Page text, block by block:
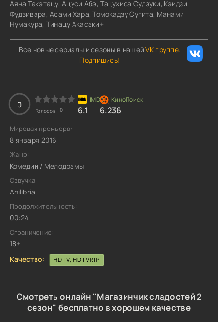
Аяна Такэтацу, Ацуси Абэ, Тацухиса Судзуки, Кэидзи
Фудзивара, Асами Хара, Томокадзу Сугита, Манами
Нумакура, Тинацу Акасаки+
Все новые сериалы и сезоны в нашейVK группе.
Подпишись!
0
Голосов: 0 6.1 6.236
Мировая премьера:
8 января 2016
Жанр:
Комедии / Мелодрамы
Озвучка:
Anilibria
Продолжительность:
00:24
Ограничение:
18+
Качество:
HDTV, HDTVRIP
Смотреть онлайн "Магазинчик сладостей 2
сезон" бесплатно в хорошем качестве